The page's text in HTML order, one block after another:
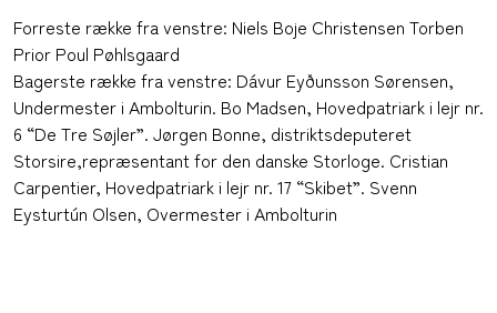
Forreste række fra venstre: Niels Boje Christensen Torben
Prior Poul Pøhlsgaard
Bagerste række fra venstre: Dávur Eyðunsson Sørensen,
Undermester i Ambolturin. Bo Madsen, Hovedpatriark i lejr nr.
6 “De Tre Søjler”. Jørgen Bonne, distriktsdeputeret
Storsire,repræsentant for den danske Storloge. Cristian
Carpentier, Hovedpatriark i lejr nr. 17 “Skibet”. Svenn
Eysturtún Olsen, Overmester i Ambolturin